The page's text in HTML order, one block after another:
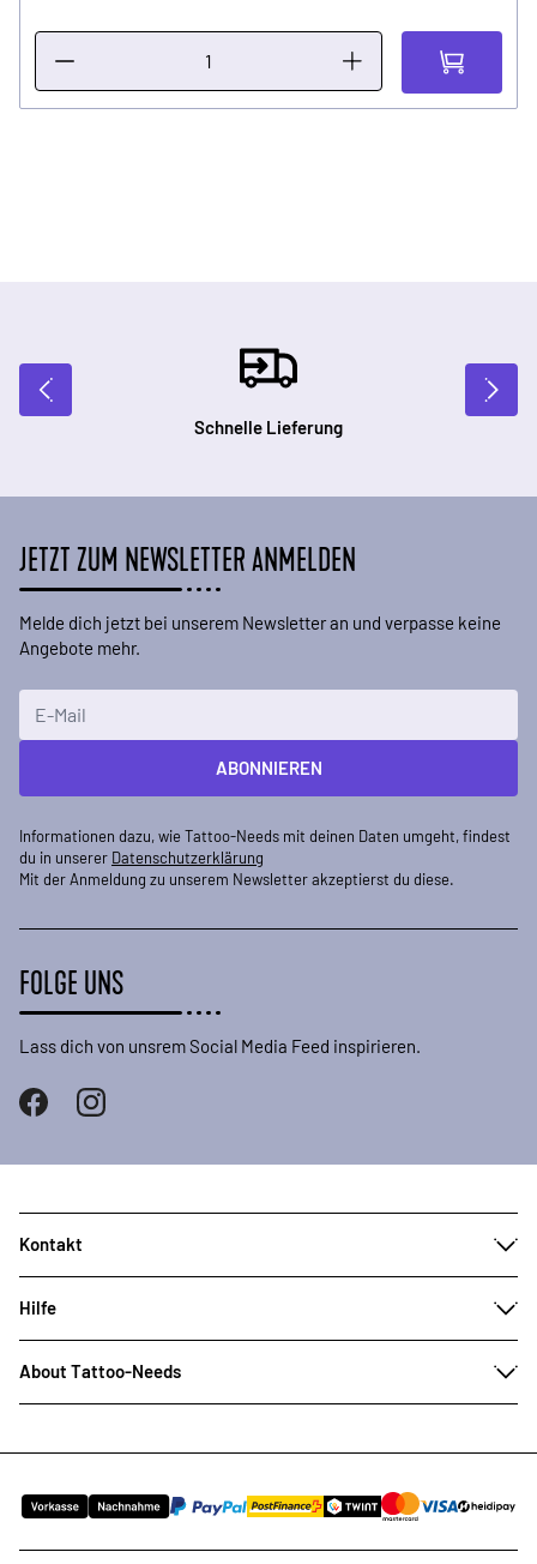
Schnelle Lieferung
JETZT ZUM NEWSLETTER ANMELDEN
Melde dich jetzt bei unserem Newsletter an und verpasse keine
Angebote mehr.
ABONNIEREN
Informationen dazu, wie Tattoo-Needs mit deinen Daten umgeht, findest
du in unserer Datenschutzerklärung
Mit der Anmeldung zu unserem Newsletter akzeptierst du diese.
FOLGE UNS
Lass dich von unsrem Social Media Feed inspirieren.
Kontakt
Hilfe
About Tattoo-Needs